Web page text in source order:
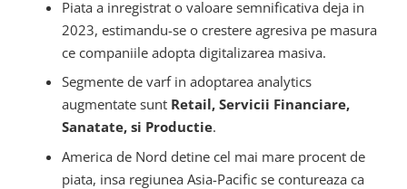
Piata a inregistrat o valoare semnificativa deja in
2023, estimandu-se o crestere agresiva pe masura
ce companiile adopta digitalizarea masiva.
Segmente de varf in adoptarea analytics
augmentate sunt Retail, Servicii Financiare,
Sanatate, si Productie.
America de Nord detine cel mai mare procent de
piata, insa regiunea Asia-Pacific se contureaza ca